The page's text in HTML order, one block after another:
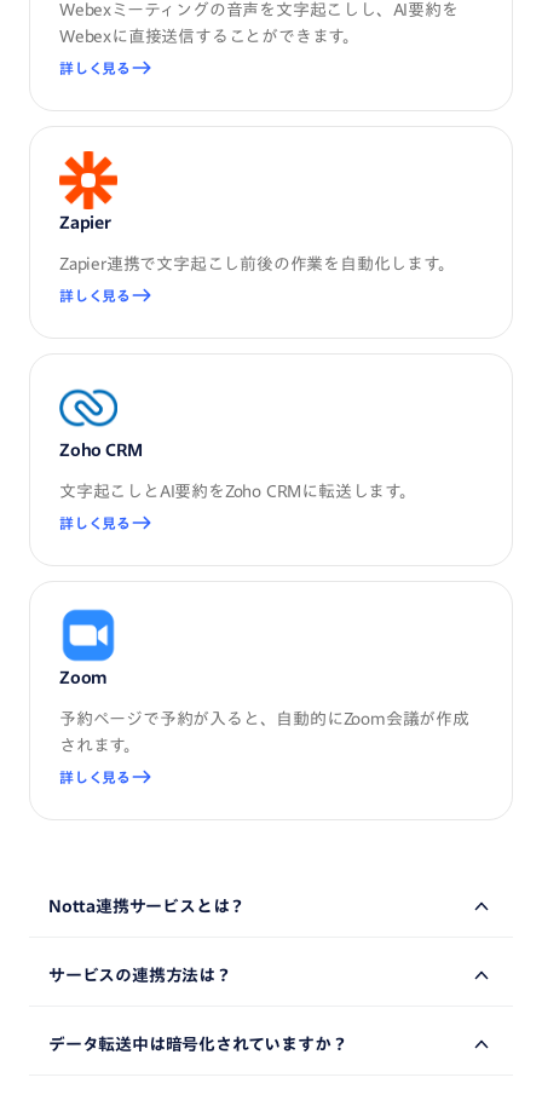
Webexミーティングの音声を文字起こしし、AI要約を
Webexに直接送信することができます。
詳しく見る
Zapier
Zapier連携で文字起こし前後の作業を自動化します。
詳しく見る
Zoho CRM
文字起こしとAI要約をZoho CRMに転送します。
詳しく見る
Zoom
予約ページで予約が入ると、自動的にZoom会議が作成
されます。
詳しく見る
Notta連携サービス とは？
の手間を削減し、ワークフロー できます。
サービスの連携方法は？
サービスがご確認いただけます。 「連携する」
クリック
データ転送中 は 暗号化 されていますか？